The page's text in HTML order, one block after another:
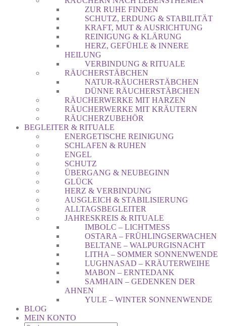
ZUR RUHE FINDEN
SCHUTZ, ERDUNG & STABILITÄT
KRAFT, MUT & AUSRICHTUNG
REINIGUNG & KLÄRUNG
HERZ, GEFÜHLE & INNERE
HEILUNG
VERBINDUNG & RITUALE
RÄUCHERSTÄBCHEN
NATUR-RÄUCHERSTÄBCHEN
DÜNNE RÄUCHERSTÄBCHEN
RÄUCHERWERKE MIT HARZEN
RÄUCHERWERKE MIT KRÄUTERN
RÄUCHERZUBEHÖR
BEGLEITER & RITUALE
ENERGETISCHE REINIGUNG
SCHLAFEN & RUHEN
ENGEL
SCHUTZ
ÜBERGANG & NEUBEGINN
GLÜCK
HERZ & VERBINDUNG
AUSGLEICH & STABILISIERUNG
ALLTAGSBEGLEITER
JAHRESKREIS & RITUALE
IMBOLC – LICHTMESS
OSTARA – FRÜHLINGSERWACHEN
BELTANE – WALPURGISNACHT
LITHA – SOMMER SONNENWENDE
LUGHNASAD – KRÄUTERWEIHE
MABON – ERNTEDANK
SAMHAIN – GEDENKEN DER
AHNEN
YULE – WINTER SONNENWENDE
BLOG
MEIN KONTO